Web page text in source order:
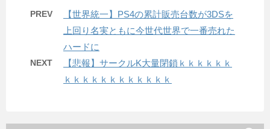
PREV
【世界統一】PS4の累計販売台数が3DSを
上回り名実ともに今世代世界で一番売れた
ハードに
NEXT
【悲報】サークルK大量閉鎖ｋｋｋｋｋｋ
ｋｋｋｋｋｋｋｋｋｋｋｋ